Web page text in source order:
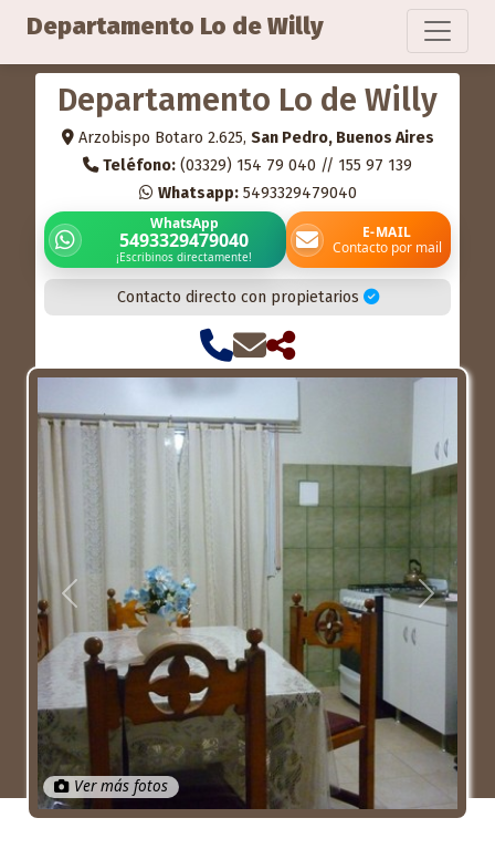
Departamento Lo de Willy
Departamento Lo de Willy
Arzobispo Botaro 2.625, San Pedro, Buenos Aires
Teléfono: (03329) 154 79 040 // 155 97 139
Whatsapp:5493329479040
WhatsApp
5493329479040
¡Escribinos directamente!
E-MAIL
Contacto por mail
Contacto directo con propietarios
Anterior Próximo
Ver más fotos